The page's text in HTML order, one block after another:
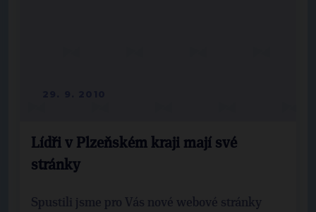
Lídři v Plzeňském kraji mají své
stránky
Spustili jsme pro Vás nové webové stránky